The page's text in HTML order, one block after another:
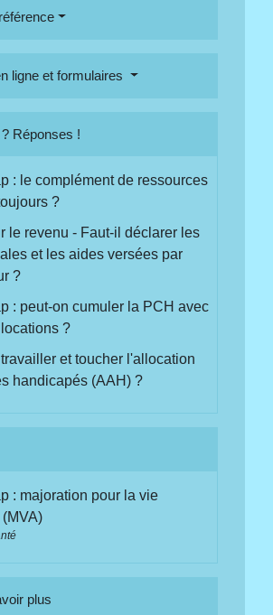
ligne et formulaires
Réponses !
: le complément de ressources
?
le revenu - Faut-il déclarer les
et les aides versées par
?
: peut-on cumuler la PCH avec
?
et toucher l'allocation
handicapés (AAH) ?
: majoration pour la vie
plus